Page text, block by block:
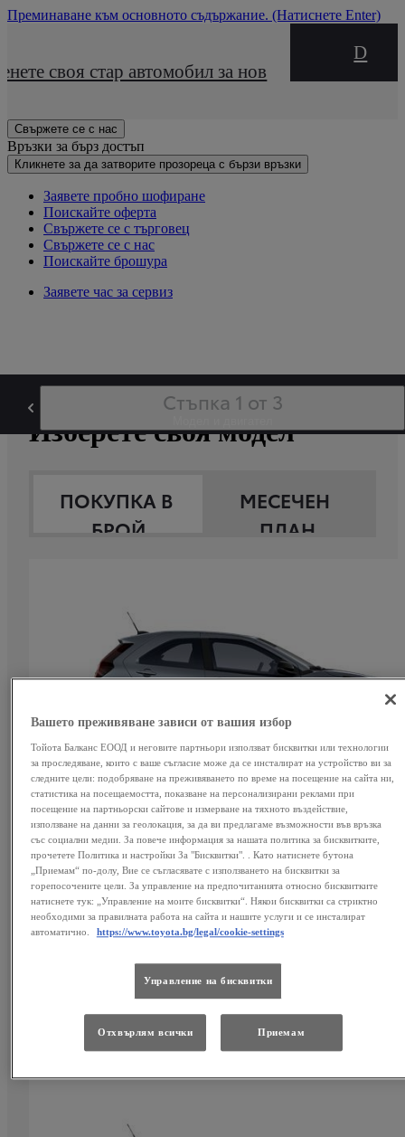
Преминаване към основното съдържание. (Натиснете Enter)
пробно шофиране
своя стар автомобил за нов
Свържете се с нас
Връзки за бърз достъп
Кликнете за да затворите прозореца с бързи връзки
Заявете пробно шофиране
Поискайте оферта
Свържете се с търговец
Свържете се с нас
Поискайте брошура
Заявете час за сервиз
Стъпка 1 от 3
Изберете своя модел
ПОКУПКА В
БРОЙ
МЕСЕЧЕН
ПЛАН
Aygo X Play
ХИБРИД
19 900,00 €
38 921,02 лв.
Добавете и сравнете
Вашето преживяване зависи от вашия избор
Тойота Балканс ЕООД и неговите партньори използват бисквитки или технологии
за проследяване, които с ваше съгласие може да се инсталират на устройство ви за
следните цели: подобряване на преживяването по време на посещение на сайта ни,
статистика на посещаемостта, показване на персонализирани реклами при
посещение на партньорски сайтове и измерване на тяхното въздействие,
използване на данни за геолокация, за да ви предлагаме възможности във връзка
със социални медии. За повече информация за нашата политика за бисквитките,
прочетете Политика и настройки За "Бисквитки". . Като натиснете бутона
„Приемам“ по-долу, Вие се съгласявате с използването на бисквитки за
горепосочените цели. За управление на предпочитанията относно бисквитките
натиснете тук: „Управление на моите бисквитки“. Някои бисквитки са стриктно
необходими за правилната работа на сайта и нашите услуги и се инсталират
автоматично.
https://www.toyota.bg/legal/cookie-settings
Управление на бисквитки
Отхвърлям всички Приемам